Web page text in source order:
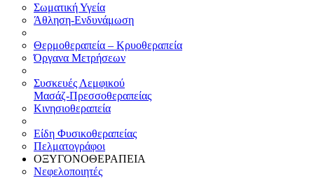
Σωματική Υγεία
Άθληση-Ενδυνάμωση
Θερμοθεραπεία – Κρυοθεραπεία
Όργανα Μετρήσεων
Συσκευές Λεμφικού
Μασάζ-Πρεσσοθεραπείας
Κινησιοθεραπεία
Είδη Φυσικοθεραπείας
Πελματογράφοι
ΟΞΥΓΟΝΟΘΕΡΑΠΕΙΑ
Νεφελοποιητές